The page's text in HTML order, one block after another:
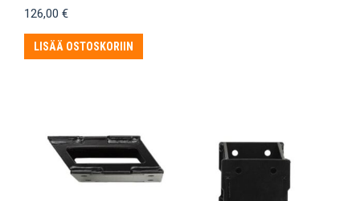
126,00 €
LISÄÄ OSTOSKORIIN